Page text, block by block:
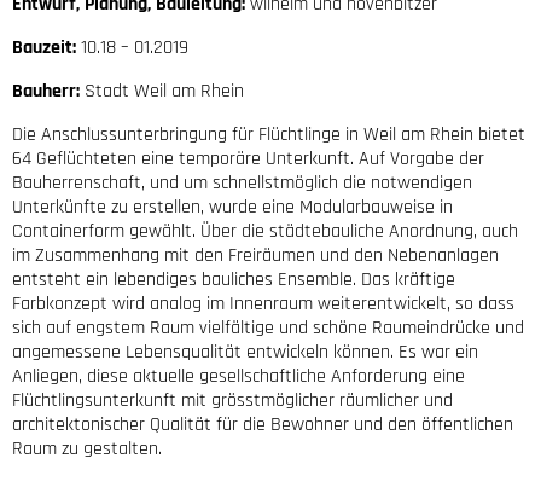
Bauzeit:10.18 – 01.2019
Bauherr: Stadt Weil am Rhein
Die Anschlussunterbringung für Flüchtlinge in Weil am Rhein bietet
64 Geflüchteten eine temporäre Unterkunft. Auf Vorgabe der
Bauherrenschaft, und um schnellstmöglich die notwendigen
Unterkünfte zu erstellen, wurde eine Modularbauweise in
Containerform gewählt. Über die städtebauliche Anordnung, auch
im Zusammenhang mit den Freiräumen und den Nebenanlagen
entsteht ein lebendiges bauliches Ensemble. Das kräftige
Farbkonzept wird analog im Innenraum weiterentwickelt, so dass
sich auf engstem Raum vielfältige und schöne Raumeindrücke und
angemessene Lebensqualität entwickeln können. Es war ein
Anliegen, diese aktuelle gesellschaftliche Anforderung eine
Flüchtlingsunterkunft mit grösstmöglicher räumlicher und
architektonischer Qualität für die Bewohner und den öffentlichen
Raum zu gestalten.